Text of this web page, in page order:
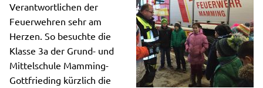
Verantwortlichen der
Feuerwehren sehr am
Herzen. So besuchte die
Klasse 3a der Grund- und
Mittelschule Mamming-
Gottfrieding kürzlich die